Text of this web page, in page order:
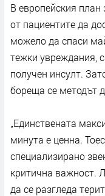
В европейския план
от пациентите да
можело да спаси
тежки увреждания,
получен инсулт.
бореща се методът
„Единствената
минута е ценна.
специализирано
критична важност.
да се разгледа